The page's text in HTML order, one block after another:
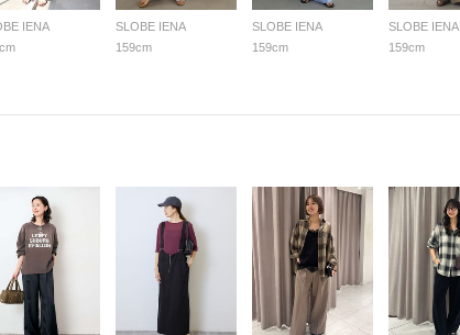
IENA
SLOBE IENA
159cm
SLOBE IENA
159cm
SLOBE IENA
159cm